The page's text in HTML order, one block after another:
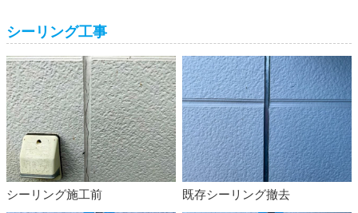
シーリング工事
シーリング施工前 既存シーリング撤去